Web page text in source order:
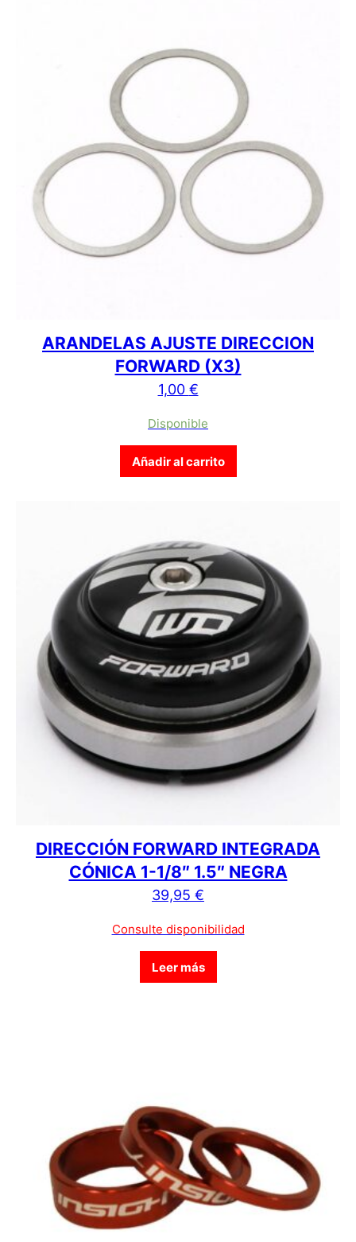
ARANDELAS AJUSTE DIRECCION
FORWARD (X3)
1,00 €
Disponible
Añadir al carrito
DIRECCIÓN FORWARD INTEGRADA
CÓNICA 1-1/8″ 1.5″ NEGRA
39,95 €
Consulte disponibilidad
Leer más